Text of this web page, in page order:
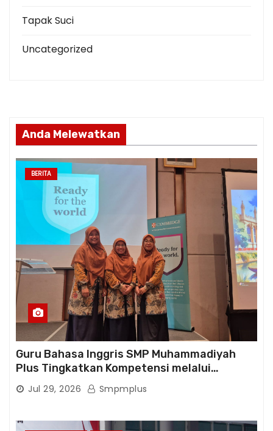
Tapak Suci
Uncategorized
Anda Melewatkan
BERITA
Guru Bahasa Inggris SMP Muhammadiyah
Plus Tingkatkan Kompetensi melalui
Pelatihan Cambridge Life Skills in Action
Jul 29, 2026 Smpmplus